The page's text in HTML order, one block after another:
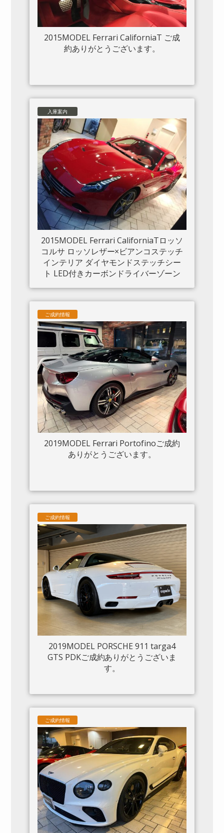
2015MODEL Ferrari CaliforniaT ご成
約ありがとうございます。
入庫案内
2015MODEL Ferrari CaliforniaTロッソ
コルサ ロッソレザー×ビアンコステッチ
インテリア ダイヤモンドステッチシー
ト LED付きカーボンドライバーゾーン
ご成約情報
2019MODEL Ferrari Portofinoご成約
ありがとうございます。
ご成約情報
2019MODEL PORSCHE 911 targa4
GTS PDKご成約ありがとうございま
す。
ご成約情報